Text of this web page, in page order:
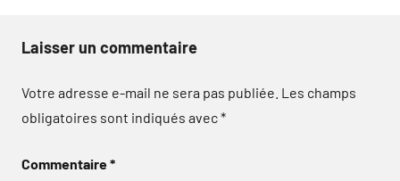
Laisser un commentaire
Votre adresse e-mail ne sera pas publiée. Les champs
obligatoires sont indiqués avec*
Commentaire*